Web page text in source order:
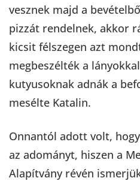
vesznek majd a
pizzát rendelnek, akkor
kicsit félszegen azt
megbeszélték a
kutyusoknak adnák a
mesélte Katalin.
Onnantól adott volt,
az adományt, hiszen a
Alapítvány révén